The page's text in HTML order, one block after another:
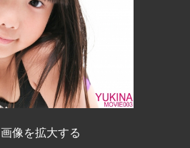
画像を拡大する